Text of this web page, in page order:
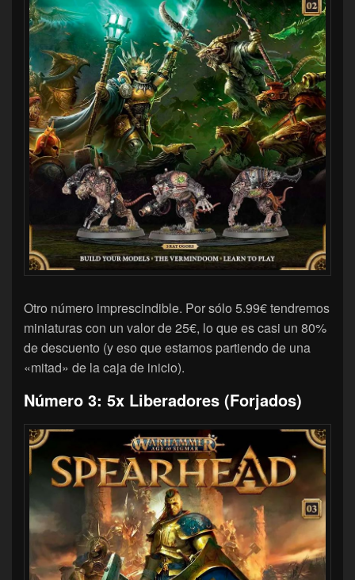
Otro número imprescindible. Por sólo 5.99€ tendremos
miniaturas con un valor de 25€, lo que es casi un 80%
de descuento (y eso que estamos partiendo de una
«mitad» de la caja de inicio).
Número 3: 5x Liberadores (Forjados)